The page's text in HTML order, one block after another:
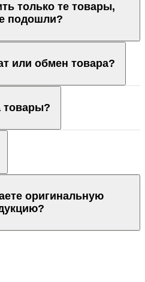
только те товары,
подошли?
или обмен товара?
товары?
оригинальную